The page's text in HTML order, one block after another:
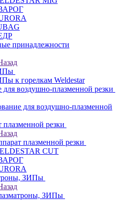
принадлежности
к горелкам Weldestar
для воздушно-плазменной резки
для воздушно-плазменной
плазменной резки
плазменной резки
CUT
ЗИПы
ЗИПы